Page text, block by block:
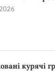
курячі